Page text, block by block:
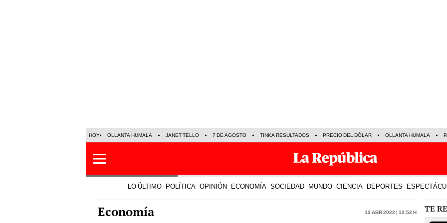
PRECIO DEL DÓLAR
LO ÚLTIMO POLÍTICA OPINIÓN ECONOMÍA SOCIEDAD MUNDO CIENCIA DEPORTES
Economía TE